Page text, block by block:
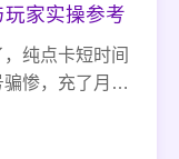
家实操参考
纯点卡短时间
惨，充了月卡
实肝比啥都